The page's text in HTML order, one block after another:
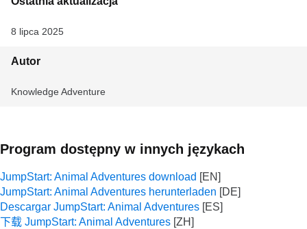
8 lipca 2025
Autor
Knowledge Adventure
Program dostępny w innych językach
JumpStart: Animal Adventures download
JumpStart: Animal Adventures herunterladen
Descargar JumpStart: Animal Adventures
下载 JumpStart: Animal Adventures